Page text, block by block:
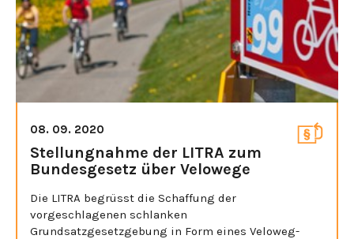
08. 09. 2020
Stellungnahme der LITRA zum
Bundesgesetz über Velowege
Die LITRA begrüsst die Schaffung der
vorgeschlagenen schlanken
Grundsatzgesetzgebung in Form eines Veloweg-